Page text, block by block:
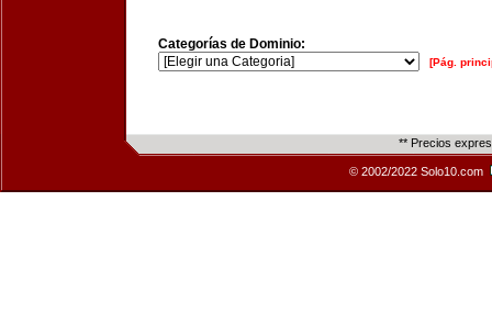
Categorías de Dominio:
[Pág.
** Precios
© 2002/2022 Solo10.com